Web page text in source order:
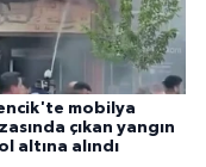
mobilya
çıkan yangın
altına alındı